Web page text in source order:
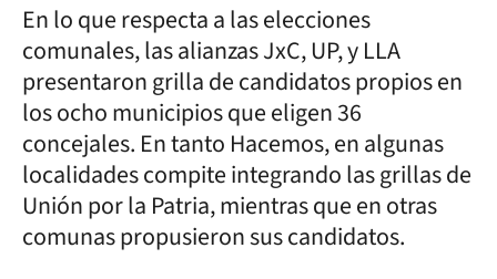
En lo que respecta a las elecciones
comunales, las alianzas JxC, UP, y LLA
presentaron grilla de candidatos propios en
los ocho municipios que eligen 36
concejales. En tanto Hacemos, en algunas
localidades compite integrando las grillas de
Unión por la Patria, mientras que en otras
comunas propusieron sus candidatos.